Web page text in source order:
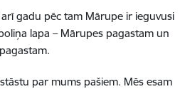
gadu pēc tam Mārupe ir ieguvusi
lapa – Mārupes pagastam un
par mums pašiem. Mēs esam